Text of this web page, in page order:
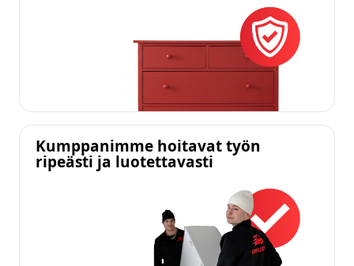
Kumppanimme hoitavat työn
ripeästi ja luotettavasti